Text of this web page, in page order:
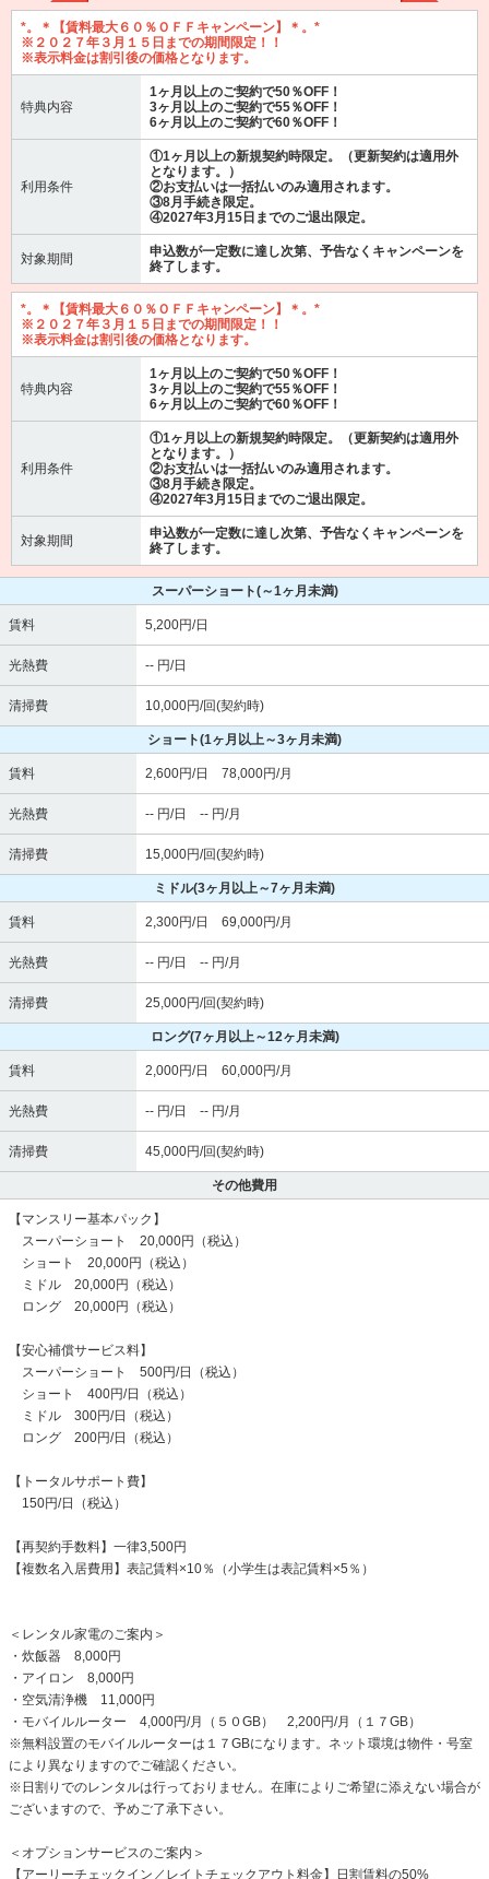
*。＊【賃料最大６０％ＯＦＦキャンペーン】＊。*
※２０２７年３月１５日までの期間限定！！
※表示料金は割引後の価格となります。
特典内容
1ヶ月以上のご契約で50％OFF！
3ヶ月以上のご契約で55％OFF！
6ヶ月以上のご契約で60％OFF！
利用条件
①1ヶ月以上の新規契約時限定。（更新契約は適用外
となります。）
②お支払いは一括払いのみ適用されます。
③8月手続き限定。
④2027年3月15日までのご退出限定。
対象期間
申込数が一定数に達し次第、予告なくキャンペーンを
終了します。
*。＊【賃料最大６０％ＯＦＦキャンペーン】＊。*
※２０２７年３月１５日までの期間限定！！
※表示料金は割引後の価格となります。
特典内容
1ヶ月以上のご契約で50％OFF！
3ヶ月以上のご契約で55％OFF！
6ヶ月以上のご契約で60％OFF！
利用条件
①1ヶ月以上の新規契約時限定。（更新契約は適用外
となります。）
②お支払いは一括払いのみ適用されます。
③8月手続き限定。
④2027年3月15日までのご退出限定。
対象期間
申込数が一定数に達し次第、予告なくキャンペーンを
終了します。
スーパーショート(～1ヶ月未満)
賃料 5,200円/日
光熱費 -- 円/日
清掃費 10,000円/回(契約時)
ショート(1ヶ月以上～3ヶ月未満)
賃料 2,600円/日 78,000円/月
光熱費 -- 円/日 -- 円/月
清掃費 15,000円/回(契約時)
ミドル(3ヶ月以上～7ヶ月未満)
賃料 2,300円/日 69,000円/月
光熱費 -- 円/日 -- 円/月
清掃費 25,000円/回(契約時)
ロング(7ヶ月以上～12ヶ月未満)
賃料 2,000円/日 60,000円/月
光熱費 -- 円/日 -- 円/月
清掃費 45,000円/回(契約時)
その他費用
【マンスリー基本パック】
スーパーショート 20,000円（税込）
ショート 20,000円（税込）
ミドル 20,000円（税込）
ロング 20,000円（税込）
【安心補償サービス料】
スーパーショート 500円/日（税込）
ショート 400円/日（税込）
ミドル 300円/日（税込）
ロング 200円/日（税込）
【トータルサポート費】
150円/日（税込）
【再契約手数料】一律3,500円
【複数名入居費用】表記賃料×10％（小学生は表記賃料×5％）
＜レンタル家電のご案内＞
・炊飯器 8,000円
・アイロン 8,000円
・空気清浄機 11,000円
・モバイルルーター 4,000円/月（５０GB） 2,200円/月（１７GB）
※無料設置のモバイルルーターは１７GBになります。ネット環境は物件・号室
により異なりますのでご確認ください。
※日割りでのレンタルは行っておりません。在庫によりご希望に添えない場合が
ございますので、予めご了承下さい。
＜オプションサービスのご案内＞
【アーリーチェックイン／レイトチェックアウト料金】日割賃料の50%